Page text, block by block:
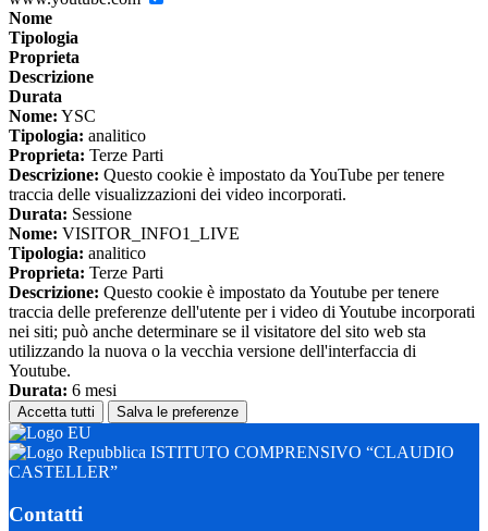
Nome
Tipologia
Proprieta
Descrizione
Durata
Nome: YSC
Tipologia: analitico
Proprieta: Terze Parti
Descrizione: Questo cookie è impostato da YouTube per tenere
traccia delle visualizzazioni dei video incorporati.
Durata: Sessione
Nome: VISITOR_INFO1_LIVE
Tipologia: analitico
Proprieta: Terze Parti
Descrizione: Questo cookie è impostato da Youtube per tenere
traccia delle preferenze dell'utente per i video di Youtube incorporati
nei siti; può anche determinare se il visitatore del sito web sta
utilizzando la nuova o la vecchia versione dell'interfaccia di
Youtube.
Durata: 6 mesi
Accetta tutti Salva le preferenze
ISTITUTO COMPRENSIVO “CLAUDIO
CASTELLER”
Contatti